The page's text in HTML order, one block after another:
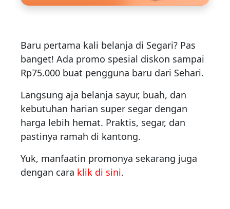
Baru pertama kali belanja di Segari? Pas
banget! Ada promo spesial diskon sampai
Rp75.000 buat pengguna baru dari Sehari.
Langsung aja belanja sayur, buah, dan
kebutuhan harian super segar dengan
harga lebih hemat. Praktis, segar, dan
pastinya ramah di kantong.
Yuk, manfaatin promonya sekarang juga
dengan cara klik di sini.